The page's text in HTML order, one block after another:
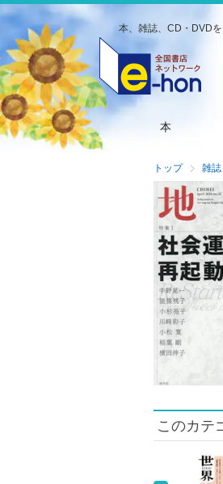
本、雑誌、CD・DVD
本
トップ 雑誌
このカテ